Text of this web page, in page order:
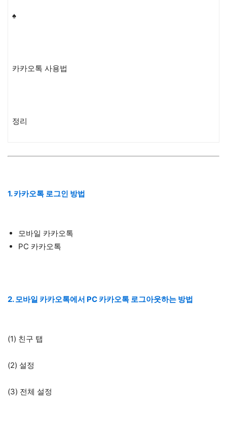
♠
카카오톡 사용법
정리
1. 카카오톡 로그인 방법
모바일 카카오톡
PC 카카오톡
2. 모바일 카카오톡에서 PC 카카오톡 로그아웃하는 방법
(1) 친구 탭
(2) 설정
(3) 전체 설정